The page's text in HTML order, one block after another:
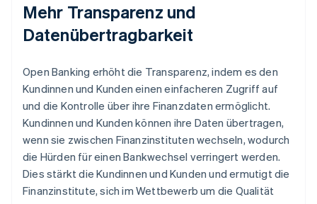
Mehr Transparenz und
Datenübertragbarkeit
Open Banking erhöht die Transparenz, indem es den
Kundinnen und Kunden einen einfacheren Zugriff auf
und die Kontrolle über ihre Finanzdaten ermöglicht.
Kundinnen und Kunden können ihre Daten übertragen,
wenn sie zwischen Finanzinstituten wechseln, wodurch
die Hürden für einen Bankwechsel verringert werden.
Dies stärkt die Kundinnen und Kunden und ermutigt die
Finanzinstitute, sich im Wettbewerb um die Qualität